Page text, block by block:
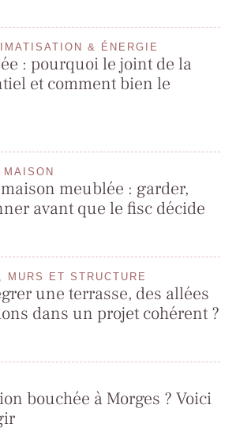
& ÉNERGIE
: pourquoi le joint de la
et comment bien le
meublée : garder,
avant que le fisc décide
MURS ET STRUCTURE
une terrasse, des allées
dans un projet cohérent ?
bouchée à Morges ? Voici